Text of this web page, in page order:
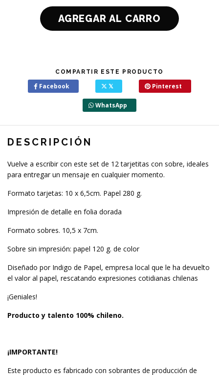
COMPARTIR ESTE PRODUCTO
Facebook 𝕏 Pinterest
WhatsApp
DESCRIPCIÓN
Vuelve a escribir con este set de 12 tarjetitas con sobre, ideales
para entregar un mensaje en cualquier momento.
Formato tarjetas: 10 x 6,5cm. Papel 280 g.
Impresión de detalle en folia dorada
Formato sobres. 10,5 x 7cm.
Sobre sin impresión: papel 120 g. de color
Diseñado por Indigo de Papel, empresa local que le ha devuelto
el valor al papel, rescatando expresiones cotidianas chilenas
¡Geniales!
Producto y talento 100% chileno.
¡IMPORTANTE!
Este producto es fabricado con sobrantes de producción de